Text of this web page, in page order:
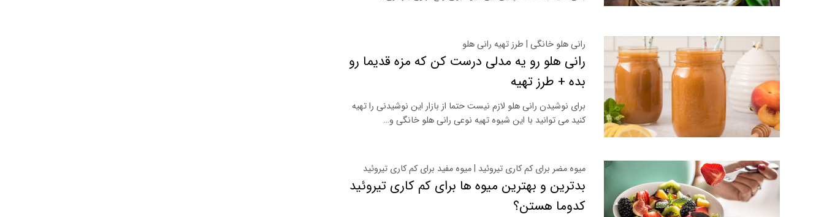
رانی هلو خانگی | طرز تهیه رانی هلو
رانی هلو رو یه مدلی درست کن که مزه قدیما رو
بده + طرز تهیه
برای نوشیدن رانی هلو لازم نیست حتما از بازار این نوشیدنی را تهیه
کنید می توانید با این شیوه تهیه نوعی رانی هلو خانگی و…
میوه مضر برای کم کاری تیروئید | میوه مفید برای کم کاری تیروئید
بدترین و بهترین میوه ها برای کم کاری تیروئید
کدوما هستن؟